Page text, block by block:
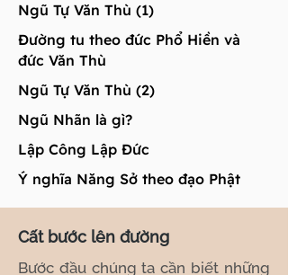
Ngũ Tự Văn Thù (1)
Đường tu theo đức Phổ Hiền và
đức Văn Thù
Ngũ Tự Văn Thù (2)
Ngũ Nhãn là gì?
Lập Công Lập Đức
Ý nghĩa Năng Sở theo đạo Phật
Cất bước lên đường
Bước đầu chúng ta cần biết những